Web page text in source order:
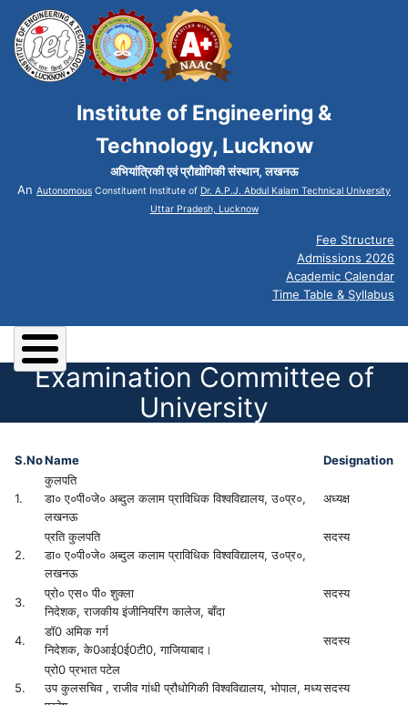
Institute of Engineering &
Technology, Lucknow
अभियांत्रिकी एवं प्रौद्योगिकी संस्थान, लखनऊ
An Autonomous Constituent Institute of Dr. A.P.J. Abdul Kalam Technical University
Uttar Pradesh, Lucknow
Fee Structure
Admissions 2026
Academic Calendar
Time Table & Syllabus
Examination Committee of
University
S.NoName Designation
1.
कुलपति
डा० ए०पी०जे० अब्दुल कलाम प्राविधिक विश्वविद्यालय, उ०प्र०,
लखनऊ
अध्यक्ष
2.
प्रति कुलपति
डा० ए०पी०जे० अब्दुल कलाम प्राविधिक विश्वविद्यालय, उ०प्र०,
लखनऊ
सदस्य
3.
प्रो० एस० पी० शुक्ला
निदेशक, राजकीय इंजीनियरिंग कालेज, बाँदा
सदस्य
4.
डाॅ0 अमिक गर्ग
निदेशक, के0आई0ई0टी0, गाजियाबाद।
सदस्य
5.
प्रो0 प्रभात पटेल
उप कुलसचिव , राजीव गांधी प्रौधोगिकी विश्वविद्यालय, भोपाल, मध्यसदस्य